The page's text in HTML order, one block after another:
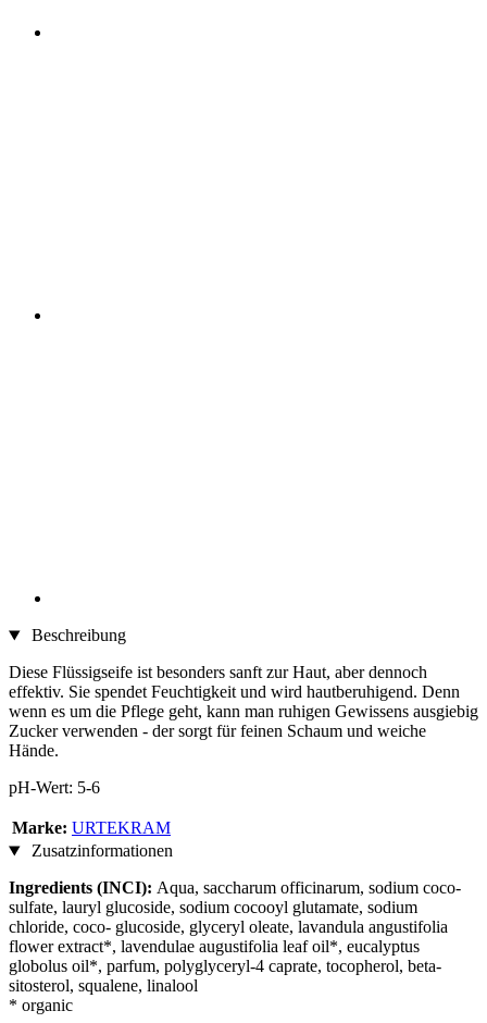
Beschreibung
Diese Flüssigseife ist besonders sanft zur Haut, aber dennoch
effektiv. Sie spendet Feuchtigkeit und wird hautberuhigend. Denn
wenn es um die Pflege geht, kann man ruhigen Gewissens ausgiebig
Zucker verwenden - der sorgt für feinen Schaum und weiche
Hände.
pH-Wert: 5-6
Marke: URTEKRAM
Zusatzinformationen
Ingredients (INCI): Aqua, saccharum officinarum, sodium coco-
sulfate, lauryl glucoside, sodium cocooyl glutamate, sodium
chloride, coco- glucoside, glyceryl oleate, lavandula angustifolia
flower extract*, lavendulae augustifolia leaf oil*, eucalyptus
globolus oil*, parfum, polyglyceryl-4 caprate, tocopherol, beta-
sitosterol, squalene, linalool
* organic